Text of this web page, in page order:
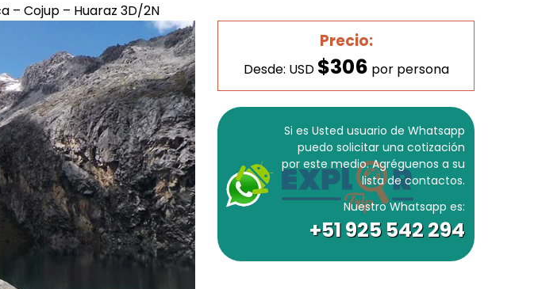
– Cojup – Huaraz 3D/2N
Precio:
Desde: USD $306 por persona
Si es Usted usuario de Whatsapp
puedo solicitar una cotización
por este medio. Agréguenos a su
lista de contactos.
Nuestro Whatsapp es:
+51 925 542 294